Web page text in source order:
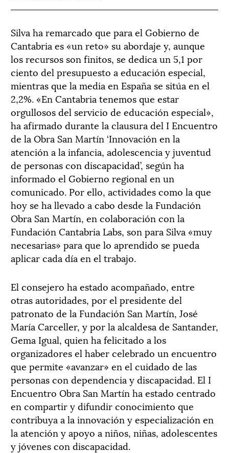
Silva ha remarcado que para el Gobierno de
Cantabria es «un reto» su abordaje y, aunque
los recursos son finitos, se dedica un 5,1 por
ciento del presupuesto a educación especial,
mientras que la media en España se sitúa en el
2,2%. «En Cantabria tenemos que estar
orgullosos del servicio de educación especial»,
ha afirmado durante la clausura del I Encuentro
de la Obra San Martín ‘Innovación en la
atención a la infancia, adolescencia y juventud
de personas con discapacidad’, según ha
informado el Gobierno regional en un
comunicado. Por ello, actividades como la que
hoy se ha llevado a cabo desde la Fundación
Obra San Martín, en colaboración con la
Fundación Cantabria Labs, son para Silva «muy
necesarias» para que lo aprendido se pueda
aplicar cada día en el trabajo.
El consejero ha estado acompañado, entre
otras autoridades, por el presidente del
patronato de la Fundación San Martín, José
María Carceller, y por la alcaldesa de Santander,
Gema Igual, quien ha felicitado a los
organizadores el haber celebrado un encuentro
que permite «avanzar» en el cuidado de las
personas con dependencia y discapacidad. El I
Encuentro Obra San Martín ha estado centrado
en compartir y difundir conocimiento que
contribuya a la innovación y especialización en
la atención y apoyo a niños, niñas, adolescentes
y jóvenes con discapacidad.